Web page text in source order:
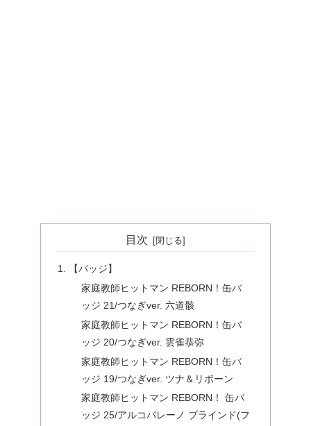
目次
【バッジ】
家庭教師ヒットマン REBORN！缶バ
ッジ 21/つなぎver. 六道骸
家庭教師ヒットマン REBORN！缶バ
ッジ 20/つなぎver. 雲雀恭弥
家庭教師ヒットマン REBORN！缶バ
ッジ 19/つなぎver. ツナ＆リボーン
家庭教師ヒットマン REBORN！ 缶バ
ッジ 25/アルコバレーノ ブラインド(フ